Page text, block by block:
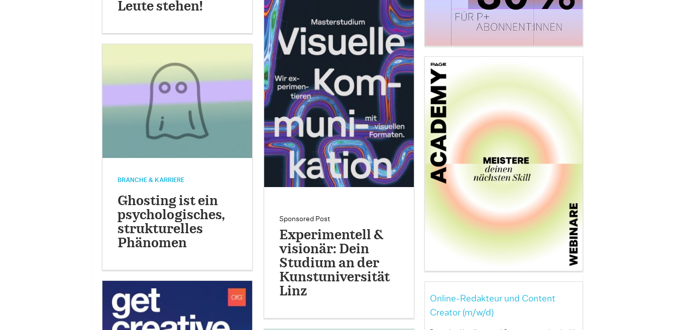
Leute stehen!
BRANCHE & KARRIERE
Ghosting ist ein
psychologisches,
strukturelles
Phänomen
Sponsored Post
Experimentell &
visionär: Dein
Studium an der
Kunstuniversität
Linz
Online-Redakteur und Content
Creator (m/w/d)